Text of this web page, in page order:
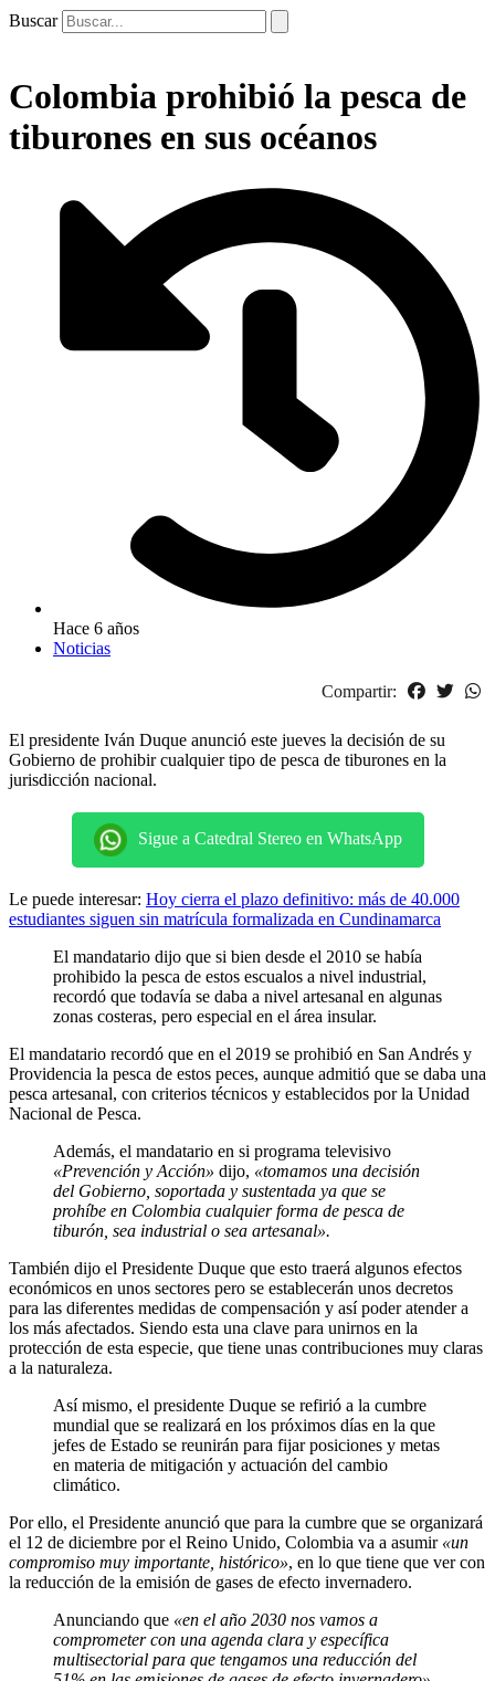
Buscar
Colombia prohibió la pesca de
tiburones en sus océanos
Hace 6 años
Noticias
Compartir:
El presidente Iván Duque anunció este jueves la decisión de su
Gobierno de prohibir cualquier tipo de pesca de tiburones en la
jurisdicción nacional.
Sigue a Catedral Stereo en WhatsApp
Le puede interesar: Hoy cierra el plazo definitivo: más de 40.000
estudiantes siguen sin matrícula formalizada en Cundinamarca
El mandatario dijo que si bien desde el 2010 se había
prohibido la pesca de estos escualos a nivel industrial,
recordó que todavía se daba a nivel artesanal en algunas
zonas costeras, pero especial en el área insular.
El mandatario recordó que en el 2019 se prohibió en San Andrés y
Providencia la pesca de estos peces, aunque admitió que se daba una
pesca artesanal, con criterios técnicos y establecidos por la Unidad
Nacional de Pesca.
Además, el mandatario en si programa televisivo
«Prevención y Acción» dijo, «tomamos una decisión
del Gobierno, soportada y sustentada ya que se
prohíbe en Colombia cualquier forma de pesca de
tiburón, sea industrial o sea artesanal».
También dijo el Presidente Duque que esto traerá algunos efectos
económicos en unos sectores pero se establecerán unos decretos
para las diferentes medidas de compensación y así poder atender a
los más afectados. Siendo esta una clave para unirnos en la
protección de esta especie, que tiene unas contribuciones muy claras
a la naturaleza.
Así mismo, el presidente Duque se refirió a la cumbre
mundial que se realizará en los próximos días en la que
jefes de Estado se reunirán para fijar posiciones y metas
en materia de mitigación y actuación del cambio
climático.
Por ello, el Presidente anunció que para la cumbre que se organizará
el 12 de diciembre por el Reino Unido, Colombia va a asumir «un
compromiso muy importante, histórico», en lo que tiene que ver con
la reducción de la emisión de gases de efecto invernadero.
Anunciando que «en el año 2030 nos vamos a
comprometer con una agenda clara y específica
multisectorial para que tengamos una reducción del